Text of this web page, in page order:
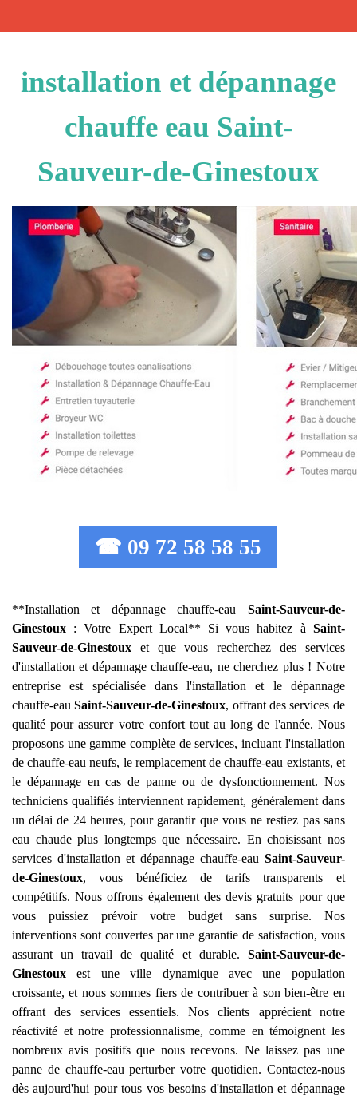
installation et dépannage
chauffe eau Saint-
Sauveur-de-Ginestoux
☎ 09 72 58 58 55
**Installation et dépannage chauffe-eau Saint-Sauveur-de-
Ginestoux : Votre Expert Local** Si vous habitez à Saint-
Sauveur-de-Ginestoux et que vous recherchez des services
d'installation et dépannage chauffe-eau, ne cherchez plus ! Notre
entreprise est spécialisée dans l'installation et le dépannage
chauffe-eauSaint-Sauveur-de-Ginestoux, offrant des services de
qualité pour assurer votre confort tout au long de l'année. Nous
proposons une gamme complète de services, incluant l'installation
de chauffe-eau neufs, le remplacement de chauffe-eau existants, et
le dépannage en cas de panne ou de dysfonctionnement. Nos
techniciens qualifiés interviennent rapidement, généralement dans
un délai de 24 heures, pour garantir que vous ne restiez pas sans
eau chaude plus longtemps que nécessaire. En choisissant nos
services d'installation et dépannage chauffe-eau Saint-Sauveur-
de-Ginestoux, vous bénéficiez de tarifs transparents et
compétitifs. Nous offrons également des devis gratuits pour que
vous puissiez prévoir votre budget sans surprise. Nos
interventions sont couvertes par une garantie de satisfaction, vous
assurant un travail de qualité et durable. Saint-Sauveur-de-
Ginestoux est une ville dynamique avec une population
croissante, et nous sommes fiers de contribuer à son bien-être en
offrant des services essentiels. Nos clients apprécient notre
réactivité et notre professionnalisme, comme en témoignent les
nombreux avis positifs que nous recevons. Ne laissez pas une
panne de chauffe-eau perturber votre quotidien. Contactez-nous
dès aujourd'hui pour tous vos besoins d'installation et dépannage